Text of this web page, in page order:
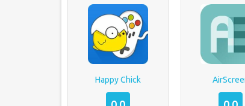
Happy Chick